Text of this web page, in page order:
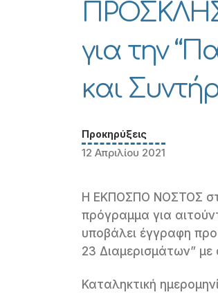
για την
και
Προκηρύξεις
12 Απριλίου 2021
Η ΕΚΠΟΣΠΟ ΝΟΣΤΟΣ
πρόγραμμα για
υποβάλει έγγραφη
23 Διαμερισμάτων”
Καταληκτική